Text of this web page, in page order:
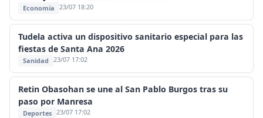
Economía 23/07 18:20
Tudela activa un dispositivo sanitario especial para las
fiestas de Santa Ana 2026
Sanidad 23/07 17:02
Retin Obasohan se une al San Pablo Burgos tras su
paso por Manresa
Deportes 23/07 17:02